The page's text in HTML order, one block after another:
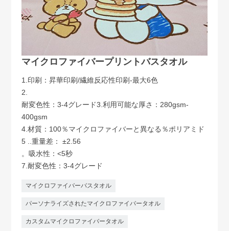
マイクロファイバープリントバスタオル
1.印刷：昇華印刷/繊維反応性印刷-最大6色
2.
耐変色性：3-4グレード3.利用可能な厚さ：280gsm-
400gsm
4.材質：100％マイクロファイバーと異なる％ポリアミド
5 ..重量差： ±2.56
。吸水性：<5秒
7.耐変色性：3-4グレード
マイクロファイバーバスタオル
パーソナライズされたマイクロファイバータオル
カスタムマイクロファイバータオル